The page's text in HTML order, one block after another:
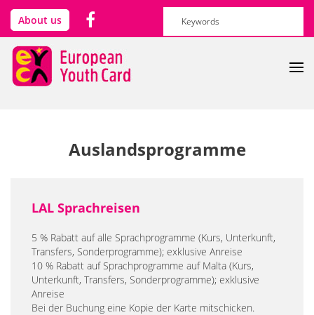
Direkt zum Inhalt
Suchformular
About us
Auslandsprogramme
LAL Sprachreisen
5 % Rabatt auf alle Sprachprogramme (Kurs, Unterkunft,
Transfers, Sonderprogramme); exklusive Anreise
10 % Rabatt auf Sprachprogramme auf Malta (Kurs,
Unterkunft, Transfers, Sonderprogramme); exklusive
Anreise
Bei der Buchung eine Kopie der Karte mitschicken.